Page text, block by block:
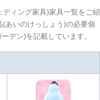
ィング家具)家具一覧をご紹
あいのけっしょう)の必要個
デン)を記載しています。